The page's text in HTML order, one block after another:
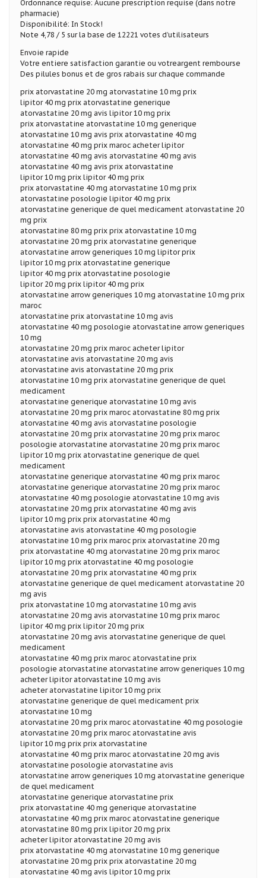
Ordonnance requise: Aucune prescription requise (dans notre
pharmacie)
Disponibilité: In Stock!
Note 4,78 / 5 sur la base de 12221 votes d’utilisateurs
Envoie rapide
Votre entiere satisfaction garantie ou votreargent rembourse
Des pilules bonus et de gros rabais sur chaque commande
prix atorvastatine 20 mg atorvastatine 10 mg prix
lipitor 40 mg prix atorvastatine generique
atorvastatine 20 mg avis lipitor 10 mg prix
prix atorvastatine atorvastatine 10 mg generique
atorvastatine 10 mg avis prix atorvastatine 40 mg
atorvastatine 40 mg prix maroc acheter lipitor
atorvastatine 40 mg avis atorvastatine 40 mg avis
atorvastatine 40 mg avis prix atorvastatine
lipitor 10 mg prix lipitor 40 mg prix
prix atorvastatine 40 mg atorvastatine 10 mg prix
atorvastatine posologie lipitor 40 mg prix
atorvastatine generique de quel medicament atorvastatine 20
mg prix
atorvastatine 80 mg prix prix atorvastatine 10 mg
atorvastatine 20 mg prix atorvastatine generique
atorvastatine arrow generiques 10 mg lipitor prix
lipitor 10 mg prix atorvastatine generique
lipitor 40 mg prix atorvastatine posologie
lipitor 20 mg prix lipitor 40 mg prix
atorvastatine arrow generiques 10 mg atorvastatine 10 mg prix
maroc
atorvastatine prix atorvastatine 10 mg avis
atorvastatine 40 mg posologie atorvastatine arrow generiques
10 mg
atorvastatine 20 mg prix maroc acheter lipitor
atorvastatine avis atorvastatine 20 mg avis
atorvastatine avis atorvastatine 20 mg prix
atorvastatine 10 mg prix atorvastatine generique de quel
medicament
atorvastatine generique atorvastatine 10 mg avis
atorvastatine 20 mg prix maroc atorvastatine 80 mg prix
atorvastatine 40 mg avis atorvastatine posologie
atorvastatine 20 mg prix atorvastatine 20 mg prix maroc
posologie atorvastatine atorvastatine 20 mg prix maroc
lipitor 10 mg prix atorvastatine generique de quel
medicament
atorvastatine generique atorvastatine 40 mg prix maroc
atorvastatine generique atorvastatine 20 mg prix maroc
atorvastatine 40 mg posologie atorvastatine 10 mg avis
atorvastatine 20 mg prix atorvastatine 40 mg avis
lipitor 10 mg prix prix atorvastatine 40 mg
atorvastatine avis atorvastatine 40 mg posologie
atorvastatine 10 mg prix maroc prix atorvastatine 20 mg
prix atorvastatine 40 mg atorvastatine 20 mg prix maroc
lipitor 10 mg prix atorvastatine 40 mg posologie
atorvastatine 20 mg prix atorvastatine 40 mg prix
atorvastatine generique de quel medicament atorvastatine 20
mg avis
prix atorvastatine 10 mg atorvastatine 10 mg avis
atorvastatine 20 mg avis atorvastatine 10 mg prix maroc
lipitor 40 mg prix lipitor 20 mg prix
atorvastatine 20 mg avis atorvastatine generique de quel
medicament
atorvastatine 40 mg prix maroc atorvastatine prix
posologie atorvastatine atorvastatine arrow generiques 10 mg
acheter lipitor atorvastatine 10 mg avis
acheter atorvastatine lipitor 10 mg prix
atorvastatine generique de quel medicament prix
atorvastatine 10 mg
atorvastatine 20 mg prix maroc atorvastatine 40 mg posologie
atorvastatine 20 mg prix maroc atorvastatine avis
lipitor 10 mg prix prix atorvastatine
atorvastatine 40 mg prix maroc atorvastatine 20 mg avis
atorvastatine posologie atorvastatine avis
atorvastatine arrow generiques 10 mg atorvastatine generique
de quel medicament
atorvastatine generique atorvastatine prix
prix atorvastatine 40 mg generique atorvastatine
atorvastatine 40 mg prix maroc atorvastatine generique
atorvastatine 80 mg prix lipitor 20 mg prix
acheter lipitor atorvastatine 20 mg avis
prix atorvastatine 40 mg atorvastatine 10 mg generique
atorvastatine 20 mg prix prix atorvastatine 20 mg
atorvastatine 40 mg avis lipitor 10 mg prix